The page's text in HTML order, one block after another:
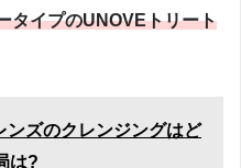
タイプのUNOVEトリート
ンズのクレンジングはど
は?